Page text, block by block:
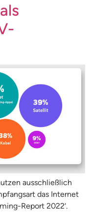
ausschließlich
das Internet
Report 2022‘.